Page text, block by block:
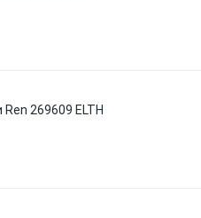
269609 ELTH